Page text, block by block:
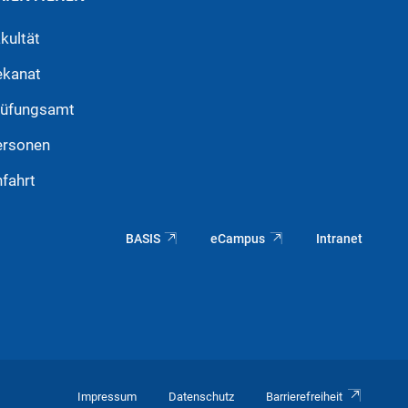
BASIS eCampus Intranet
Impressum Datenschutz Barrierefreiheit